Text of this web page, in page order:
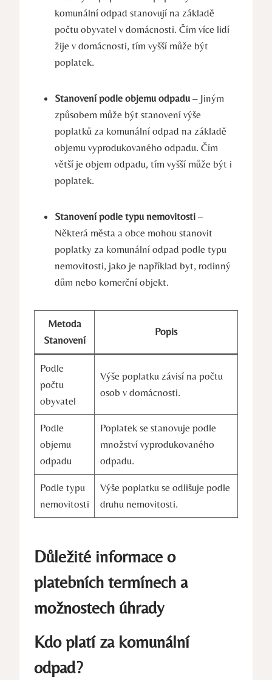
komunální odpad stanovují na základě
počtu obyvatel v domácnosti. Čím více lidí
žije v domácnosti, tím vyšší může být
poplatek.
Stanovení podle objemu odpadu– Jiným
způsobem může být stanovení výše
poplatků za komunální odpad na základě
objemu vyprodukovaného odpadu. Čím
větší je objem odpadu, tím vyšší může být i
poplatek.
Stanovení podle typu nemovitosti –
Některá města a obce mohou stanovit
poplatky za komunální odpad podle typu
nemovitosti, jako je například byt, rodinný
dům nebo komerční objekt.
Metoda
Stanovení
Popis
Podle
počtu
obyvatel
Výše poplatku závisí na počtu
osob v domácnosti.
Podle
objemu
odpadu
Poplatek se stanovuje podle
množství vyprodukovaného
odpadu.
Podle typu
nemovitosti
Výše poplatku se odlišuje podle
druhu nemovitosti.
Důležité informace o
platebních termínech a
možnostech úhrady
Kdo platí za komunální
odpad?